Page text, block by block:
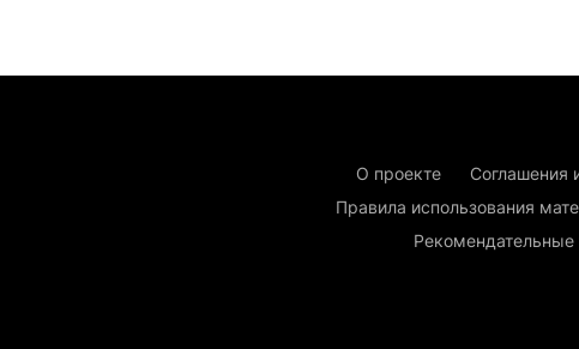
О проекте Соглашения
Правила использования
Рекомендательные